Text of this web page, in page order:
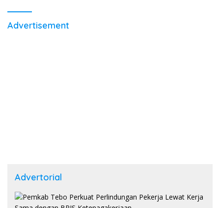
Advertisement
Advertorial